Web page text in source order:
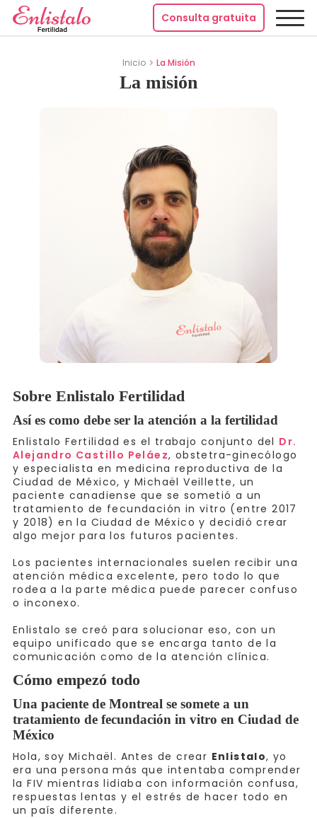
Consulta gratuita
Inicio La Misión
La misión
Sobre Enlistalo Fertilidad
Así es como debe ser la atención a la fertilidad
Enlistalo Fertilidad es el trabajo conjunto del Dr.
Alejandro Castillo Peláez, obstetra-ginecólogo
y especialista en medicina reproductiva de la
Ciudad de México, y Michaël Veillette, un
paciente canadiense que se sometió a un
tratamiento de fecundación in vitro (entre 2017
y 2018) en la Ciudad de México y decidió crear
algo mejor para los futuros pacientes.
Los pacientes internacionales suelen recibir una
atención médica excelente, pero todo lo que
rodea a la parte médica puede parecer confuso
o inconexo.
Enlistalo se creó para solucionar eso, con un
equipo unificado que se encarga tanto de la
comunicación como de la atención clínica.
Cómo empezó todo
Una paciente de Montreal se somete a un
tratamiento de fecundación in vitro en Ciudad de
México
Hola, soy Michaël. Antes de crear Enlistalo, yo
era una persona más que intentaba comprender
la FIV mientras lidiaba con información confusa,
respuestas lentas y el estrés de hacer todo en
un país diferente.